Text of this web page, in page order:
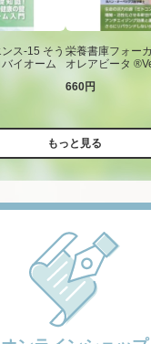
ス-15 そう
イオーム
栄養書庫フォー
オレアビータ
660円
もっと見る